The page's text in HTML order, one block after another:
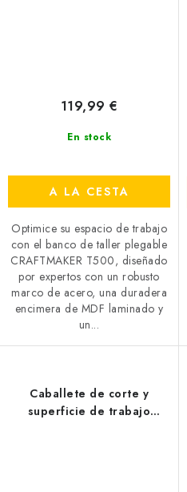
En stock
119,99 €
A LA CESTA
Optimice su espacio de trabajo
con el banco de taller plegable
CRAFTMAKER T500, diseñado
por expertos con un robusto
marco de acero, una duradera
encimera de MDF laminado y
un...
Caballete de corte y
superficie de trabajo